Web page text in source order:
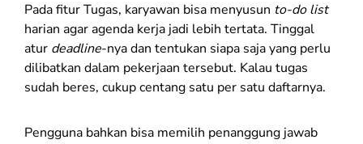
Pada fitur Tugas, karyawan bisa menyusun to-do list
harian agar agenda kerja jadi lebih tertata. Tinggal
atur deadline-nya dan tentukan siapa saja yang perlu
dilibatkan dalam pekerjaan tersebut. Kalau tugas
sudah beres, cukup centang satu per satu daftarnya.
Pengguna bahkan bisa memilih penanggung jawab